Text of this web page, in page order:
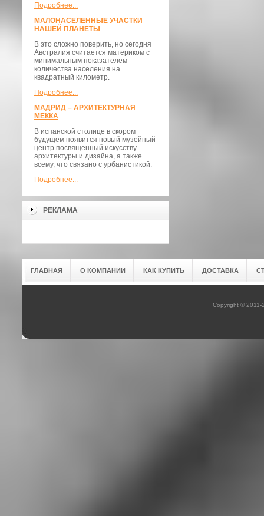
Подробнее...
МАЛОНАСЕЛЕННЫЕ УЧАСТКИ
НАШЕЙ ПЛАНЕТЫ
В это сложно поверить, но сегодня
Австралия считается материком с
минимальным показателем
количества населения на
квадратный километр.
Подробнее...
МАДРИД – АРХИТЕКТУРНАЯ
МЕККА
В испанской столице в скором
будущем появится новый музейный
центр посвященный искусству
архитектуры и дизайна, а также
всему, что связано с урбанистикой.
Подробнее...
РЕКЛАМА
ГЛАВНАЯ О КОМПАНИИ КАК КУПИТЬ ДОСТАВКА
Copyright © 2011-